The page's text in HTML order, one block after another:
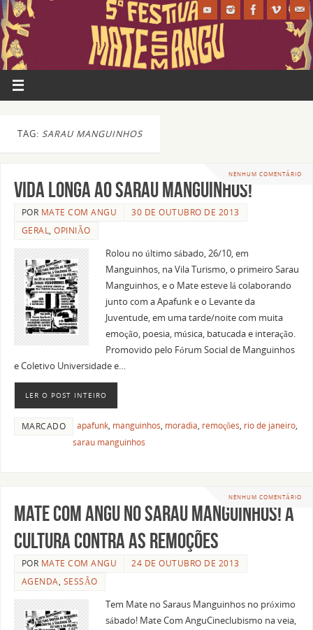
TAG: SARAU MANGUINHOS
NENHUM COMENTÁRIO
Vida longa ao Sarau Manguinhos!
POR MATE COM ANGU
30 DE OUTUBRO DE 2013
GERAL,OPINIÃO
Rolou no último sábado, 26/10, em
Manguinhos, na Vila Turismo, o primeiro Sarau
Manguinhos, e o Mate esteve lá colaborando
junto com a Apafunk e o Levante da
Juventude, em uma tarde/noite com muita
emoção, poesia, música, batucada e interação.
Promovido pelo Fórum Social de Manguinhos
e Coletivo Universidade e…
LER O POST INTEIRO
MARCADO apafunk, manguinhos, moradia, remoções, rio de janeiro,
sarau manguinhos
NENHUM COMENTÁRIO
Mate Com Angu no Sarau Manguinhos! A
Cultura contra as remoções
POR MATE COM ANGU
24 DE OUTUBRO DE 2013
AGENDA, SESSÃO
Tem Mate no Saraus Manguinhos no próximo
sábado! Mate Com AnguCineclubismo na veia,